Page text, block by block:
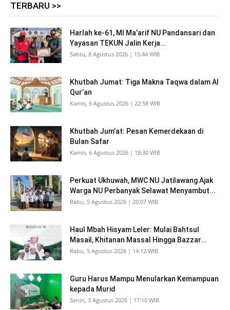
TERBARU >>
Harlah ke-61, MI Ma’arif NU Pandansari dan
Yayasan TEKUN Jalin Kerja...
Sabtu, 8 Agustus 2026 | 15:44 WIB
Khutbah Jumat: Tiga Makna Taqwa dalam Al
Qur’an
Kamis, 6 Agustus 2026 | 22:58 WIB
Khutbah Jum’at: Pesan Kemerdekaan di
Bulan Safar
Kamis, 6 Agustus 2026 | 18:30 WIB
Perkuat Ukhuwah, MWC NU Jatilawang Ajak
Warga NU Perbanyak Selawat Menyambut...
Rabu, 5 Agustus 2026 | 20:07 WIB
Haul Mbah Hisyam Leler: Mulai Bahtsul
Masail, Khitanan Massal Hingga Bazzar...
Rabu, 5 Agustus 2026 | 14:12 WIB
Guru Harus Mampu Menularkan Kemampuan
kepada Murid
Senin, 3 Agustus 2026 | 17:10 WIB